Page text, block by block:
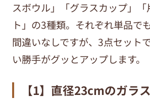
スボウル」「グラスカップ」「
ト」の3種類。それぞれ単品で
間違いなしですが、3点セット
い勝手がグッとアップします。
【1】直径23cmのガラ